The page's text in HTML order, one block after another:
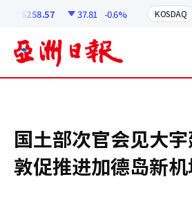
6258.57 37.81 -0.6% KOSDAQ
国土部次官会见大宇
敦促推进加德岛新